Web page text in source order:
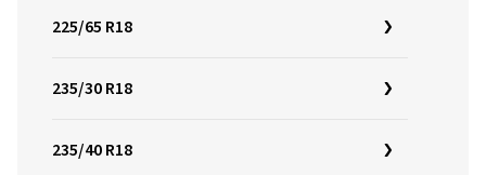
225/65 R18
235/30 R18
235/40 R18